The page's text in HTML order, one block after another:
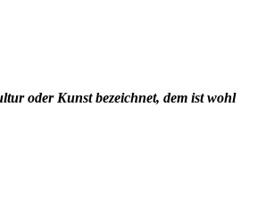
oder Kunst bezeichnet, dem ist wohl